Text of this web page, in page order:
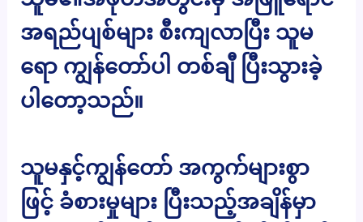
အရည်ပျစ်များ စီးကျလာပြီး သူမ
ရော ကျွန်တော်ပါ တစ်ချီ ပြီးသွားခဲ့
ပါတော့သည်။
သူမနှင့်ကျွန်တော် အကွက်များစွာ
ဖြင့် ခံစားမှုများ ပြီးသည့်အချိန်မှာ